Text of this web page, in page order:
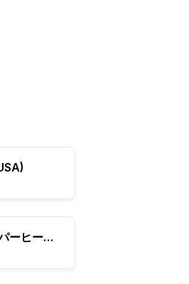
マーベル・スーパーヒーローズ VS. ストリートファイター